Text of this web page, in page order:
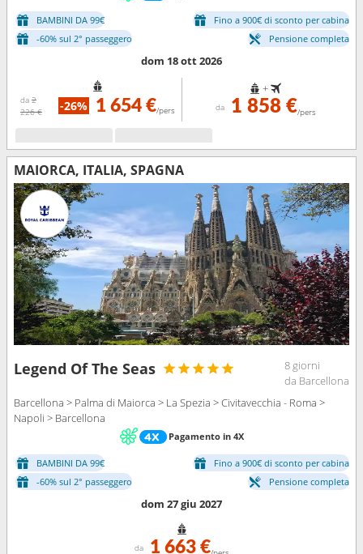
BAMBINI DA 99€
Fino a 900€ di sconto per cabina
-60% sul 2° passeggero
Pensione completa
dom 18 ott 2026
da 2
226 €
-26% 1 654 €/pers
+
da 1 858 €/pers
MAIORCA, ITALIA, SPAGNA
Legend Of The Seas
8 giorni
da Barcellona
Barcellona > Palma di Maiorca > La Spezia > Civitavecchia - Roma >
Napoli > Barcellona
Pagamento in 4X
BAMBINI DA 99€
Fino a 900€ di sconto per cabina
-60% sul 2° passeggero
Pensione completa
dom 27 giu 2027
da 1 663 €